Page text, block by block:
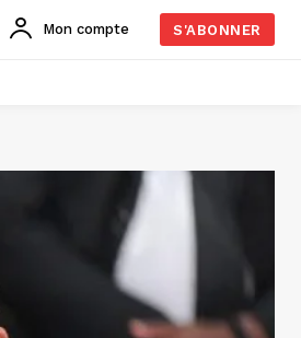
Mon compte S'ABONNER